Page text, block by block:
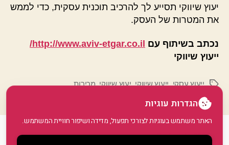
יעוץ שיווקי תסייע לך להרכיב תוכנית עסקית, כדי לממש
את המטרות של העסק.
נכתב בשיתוף עם http://www.aviv-etgar.co.il/
ייעוץ שיווקי
תגיותייעוץ עסקי,ייעוץ שיווקי,יעוץ שיווקי,מכירות
© 2026
GoArticle למעלה
הגדרות עוגיות
האתר משתמש בעוגיות לצורכי תפעול, מדידה ושיפור חוויית המשתמש.